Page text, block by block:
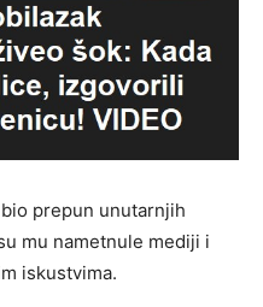
prepun unutarnjih
mu nametnule mediji i
iskustvima.